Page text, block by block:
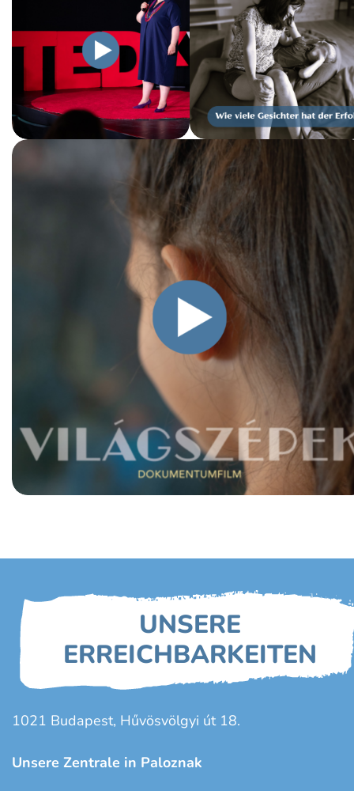
UNSERE
ERREICHBARKEITEN
1021 Budapest, Hűvösvölgyi út 18.
Unsere Zentrale in Paloznak